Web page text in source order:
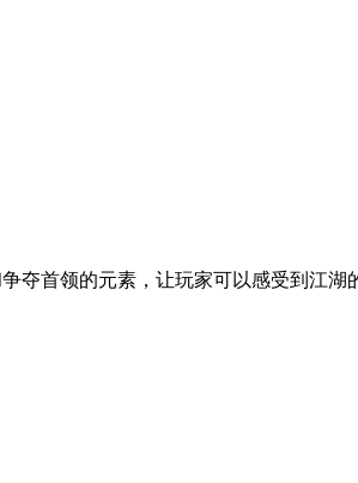
夺首领的元素，让玩家可以感受到江